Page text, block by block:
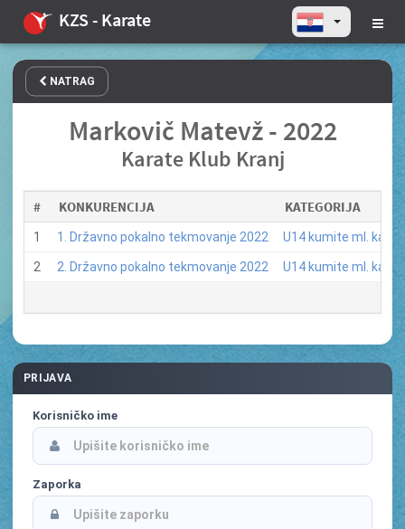
KZS - Karate
NATRAG
Markovič Matevž - 2022
Karate Klub Kranj
# KONKURENCIJA KATEGORIJA
1 1. Državno pokalno tekmovanje 2022 U14 kumite ml.
2 2. Državno pokalno tekmovanje 2022 U14 kumite ml.
PRIJAVA
Korisničko ime
Zaporka